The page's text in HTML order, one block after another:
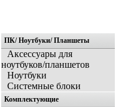
Главная
ПК/ Ноутбуки/ Планшеты
Аксессуары для
ноутбуков/планшетов
Ноутбуки
Системные блоки
Комплектующие